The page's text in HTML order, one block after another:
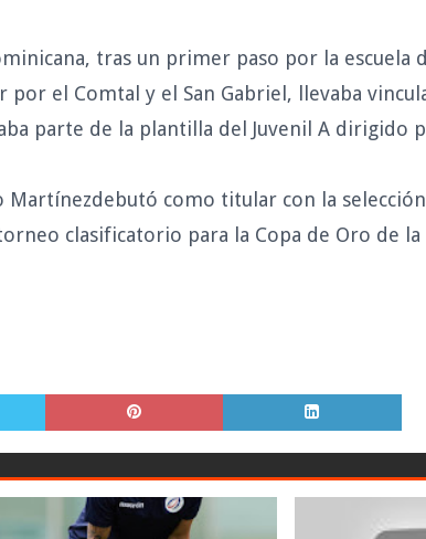
tras un primer paso por la escuela
por el Comtal y el San Gabriel, llevaba
parte de la plantilla del Juvenil A dirigido
Martínezdebutó como titular con la
clasificatorio para la Copa de Oro de la